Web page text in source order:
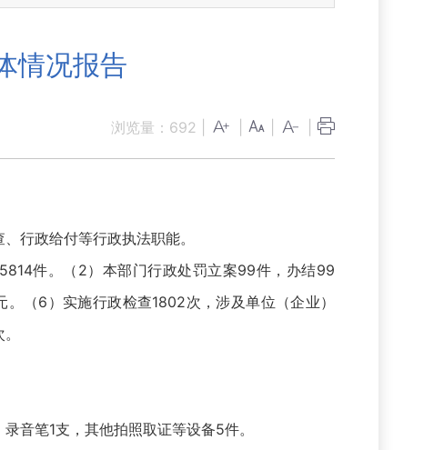
情况报告
浏览量： 692
行政给付等行政执法职能。
件。（2）本部门行政处罚立案99件，办结99
（6）实施行政检查1802次，涉及单位（企业）
音笔1支，其他拍照取证等设备5件。